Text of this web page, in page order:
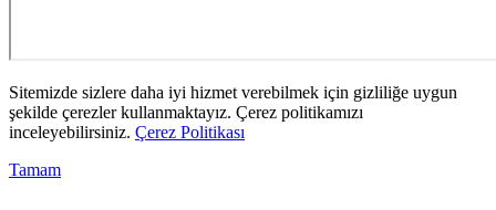
Sitemizde sizlere daha iyi hizmet verebilmek için gizliliğe uygun
şekilde çerezler kullanmaktayız. Çerez politikamızı
inceleyebilirsiniz. Çerez Politikası
Tamam